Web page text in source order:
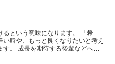
るという意味になります。 「希
時や、もっと良くなりたいと考え
す。 成長を期待する後輩などへ贈